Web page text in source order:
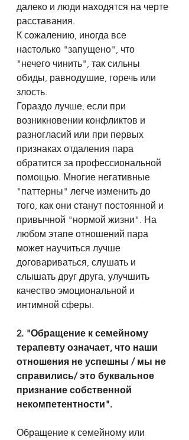
далеко и люди находятся на черте
расставания.
К сожалению, иногда все
настолько "запущено", что
"нечего чинить", так сильны
обиды, равнодушие, горечь или
злость.
Гораздо лучше, если при
возникновении конфликтов и
разногласий или при первых
признаках отдаления пара
обратится за профессиональной
помощью. Многие негативные
"паттерны" легче изменить до
того, как они станут постоянной и
привычной "нормой жизни". На
любом этапе отношений пара
может научиться лучше
договариваться, слушать и
слышать друг друга, улучшить
качество эмоциональной и
интимной сферы.
2. "Обращение к семейному
терапевту означает, что наши
отношения не успешны / мы не
справились/ это буквальное
признание собственной
некомпетентности".
Обращение к семейному или